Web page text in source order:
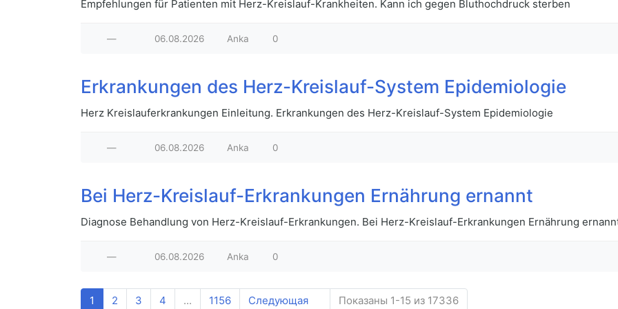
Empfehlungen für Patienten mit Herz-Kreislauf-Krankheiten. Kann ich gegen Bluthochdruck sterben
— 06.08.2026 Anka 0
Erkrankungen des Herz-Kreislauf-System Epidemiologie
Herz Kreislauferkrankungen Einleitung. Erkrankungen des Herz-Kreislauf-System Epidemiologie
— 06.08.2026 Anka 0
Bei Herz-Kreislauf-Erkrankungen Ernährung ernannt
Diagnose Behandlung von Herz-Kreislauf-Erkrankungen. Bei Herz-Kreislauf-Erkrankungen Ernährung
— 06.08.2026 Anka 0
1 2 3 4 ... 1156 Следующая Показаны 1-15 из 17336